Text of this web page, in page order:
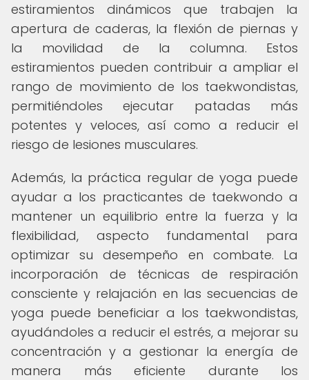
estiramientos dinámicos que trabajen la
apertura de caderas, la flexión de piernas y
la movilidad de la columna. Estos
estiramientos pueden contribuir a ampliar el
rango de movimiento de los taekwondistas,
permitiéndoles ejecutar patadas más
potentes y veloces, así como a reducir el
riesgo de lesiones musculares.
Además, la práctica regular de yoga puede
ayudar a los practicantes de taekwondo a
mantener un equilibrio entre la fuerza y la
flexibilidad, aspecto fundamental para
optimizar su desempeño en combate. La
incorporación de técnicas de respiración
consciente y relajación en las secuencias de
yoga puede beneficiar a los taekwondistas,
ayudándoles a reducir el estrés, a mejorar su
concentración y a gestionar la energía de
manera más eficiente durante los